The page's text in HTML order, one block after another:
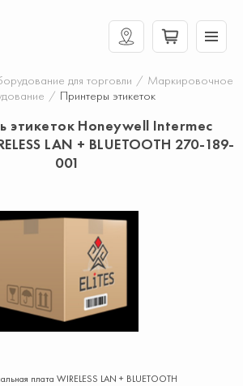
для торговли / Маркировочное
/ Принтеры этикеток
этикеток Honeywell Intermec
LAN + BLUETOOTH 270-189-
001
плата WIRELESS LAN + BLUETOOTH